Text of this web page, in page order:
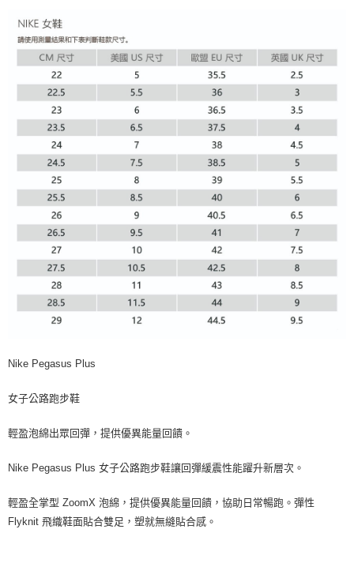
Nike Pegasus Plus
女子公路跑步鞋
輕盈泡綿出眾回彈，提供優異能量回饋。
Nike Pegasus Plus 女子公路跑步鞋讓回彈緩震性能躍升新層次。
輕盈全掌型 ZoomX 泡綿，提供優異能量回饋，協助日常暢跑。彈性
Flyknit 飛織鞋面貼合雙足，塑就無縫貼合感。